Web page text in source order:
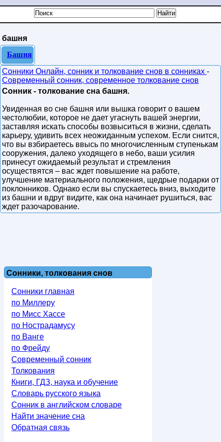
башня
Башня
Сонники Онлайн, сонник и толкование снов в сонниках -
Современный сонник, современное толкование снов
Сонник - толкование сна башня.
Увиденная во сне башня или вышка говорит о вашем
честолюбии, которое не дает угаснуть вашей энергии,
заставляя искать способы возвыситься в жизни, сделать
карьеру, удивить всех неожиданным успехом. Если снится,
что вы взбираетесь ввысь по многочисленным ступенькам
сооружения, далеко уходящего в небо, ваши усилия
принесут ожидаемый результат и стремления
осуществятся – вас ждет повышение на работе,
улучшение материального положения, щедрые подарки от
поклонников. Однако если вы спускаетесь вниз, выходите
из башни и вдруг видите, как она начинает рушиться, вас
ждет разочарование.
Сонники, толкования снов
Сонники главная
по Миллеру
по Мисс Хассе
по Нострадамусу
по Ванге
по Фрейду
Современный сонник
Толкования
Книги, ГДЗ, наука и обучение
Словарь русского языка
Сонник в английском словаре
Найти значение сна
Обратная связь